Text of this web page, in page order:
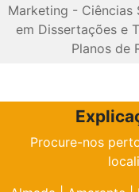
Marketing - Ciências
em Dissertações e
Planos de
Procure-nos